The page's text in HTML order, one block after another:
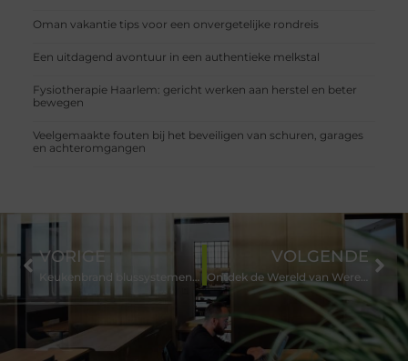
Oman vakantie tips voor een onvergetelijke rondreis
Een uitdagend avontuur in een authentieke melkstal
Fysiotherapie Haarlem: gericht werken aan herstel en beter
bewegen
Veelgemaakte fouten bij het beveiligen van schuren, garages
en achteromgangen
VORIGE
Keukenbrand blussystemen die aan de hoogste normen voldoen
VOLGENDE
Ontdek de Wereld van Wereldwinkel in Hoogeveen